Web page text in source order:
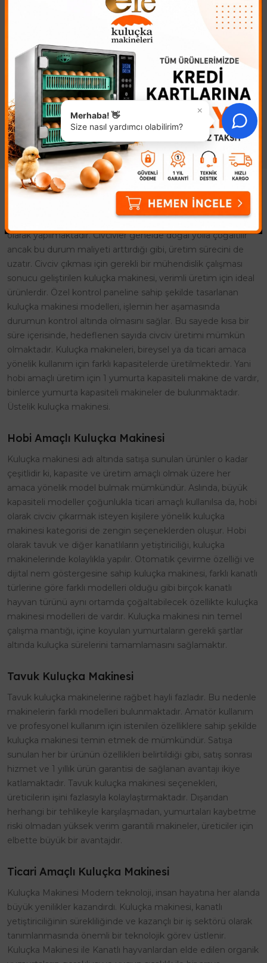
Kuluçka Makinesi Kumanda
Panosu, EFE Kuluçka
Makineleri Yedek Parça
Merkezine Hoş geldiniz. Bu
kuluçka makinesi kumanda
panel seti satın ald..
Kuluçka Makinesi Isı
Sensörü
Kuluçka makinesi ısı sensörü
nerede kullanır? El yapımı
amatör Kuluçka yapımı
içerisinde ısıyı ölçme amaçlı
kullanır. Efe Kuluçka
Makineleri..
Kuluçka Makinesi
Kuluçka Makinesi ile civciv üretimi, farklı amaçlara yönelik
olarak yapılmaktadır. Civcivler genelde doğal yolla çoğaltılır
ancak bu durum maliyeti arttırdığı gibi, üretim sürecini de
uzatır. Civciv çıkması için gerekli bir mühendislik çalışması
sonucu geliştirilen kuluçka makinesi, verimli üretim için ideal
ürünlerdir. Özel kontrol paneline sahip şekilde tasarlanan
kuluçka makinesi modelleri, işlemin her aşamasında
durumun kontrol altında olmasını sağlar. Bu sayede kısa bir
süre içerisinde, hedeflenen sayıda civciv üretimi mümkün
olmaktadır. Kuluçka makineleri, bireysel ya da ticari amaca
yönelik kullanım için farklı kapasitelerde üretilmektedir. Yani
hobi amaçlı üretim için 1 yumurta kapasiteli makine de vardır,
binlerce yumurta kapasiteli makineler de bulunmaktadır.
Üstelik kuluçka makinesi.
Hobi Amaçlı Kuluçka Makinesi
Kuluçka makinesi adı altında satışa sunulan ürünler o kadar
çeşitlidir ki, kapasite ve üretim amaçlı olmak üzere her
amaca yönelik model bulmak mümkündür. Aslında, büyük
kapasiteli modeller çoğunlukla ticari amaçlı kullanılsa da, hobi
olarak civciv çıkarmak isteyen kişilere yönelik kuluçka
makinesi kategorisi de zengin seçeneklerden oluşur. Hobi
olarak tavuk ve diğer kanatlıların yetiştiriciliği, kuluçka
makinelerinde kolaylıkla yapılır. Otomatik çevirme özelliği ve
dijital nem göstergesine sahip kuluçka makinesi, farklı kanatlı
türlerine göre farklı modelleri olduğu gibi birçok kanatlı
hayvan türünü aynı ortamda çoğaltabilecek özellikte kuluçka
makinesi modelleri de vardır. Kuluçka makinesi nin temel
çalışma mantığı, içine koyulan yumurtaların gerekli şartlar
altında kuluçka sürelerini tamamlamasını sağlamaktır.
Tavuk Kuluçka Makinesi
Tavuk kuluçka makinelerine rağbet hayli fazladır. Bu nedenle
makinelerin farklı modelleri bulunmaktadır. Amatör kullanım
ve profesyonel kullanım için istenilen özelliklere sahip şekilde
kuluçka makinesi temin etmek de mümkündür. Satışa
sunulan her bir ürünün özellikleri belirtildiği gibi, satış sonrası
hizmet ve 1 yıllık ürün garantisi de sağlanan avantajı ikiye
katlamaktadır. Tavuk kuluçka makinesi seçenekleri,
üreticilerin işini fazlasıyla kolaylaştırmaktadır. Dışarıdan
herhangi bir tehlikeyle karşılaşmadan, yumurtaları kaybetme
riski olmadan yüksek verim garantili makineler, üreticiler için
elbette büyük bir avantajdır.
Ticari Amaçlı Kuluçka Makinesi
Kuluçka Makinesi Modern teknoloji, insan hayatına her alanda
büyük yenilikler kazandırdı. Kuluçka makinesi, kanatlı
yetiştiriciliğinin sürekliliğinde ve kazançlı bir iş sektörü olarak
tanımlanmasında önemli bir teknolojik görev üstlenir.
Kuluçka Makinesi ile Kanatlı hayvanlardan elde edilen organik
×
Merhaba! 👋
Size nasıl yardımcı olabilirim?